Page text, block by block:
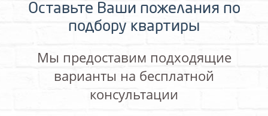
Оставьте Ваши пожелания по
подбору квартиры
Мы предоставим подходящие
варианты на бесплатной
консультации